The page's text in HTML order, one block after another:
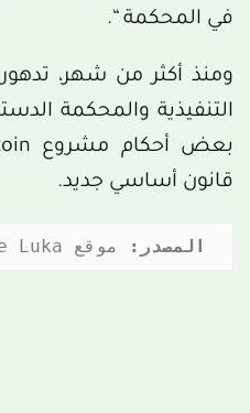
في المحكمة “.
ومنذ أكثر من شهر،
التنفيذية والمحكمة
قانون أساسي جديد.
المصدر: موقع Radio Ndeke Luka